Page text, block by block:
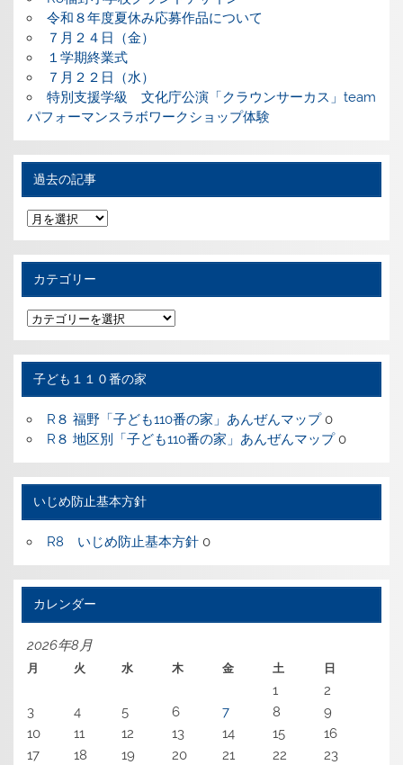
令和８年度夏休み応募作品について
７月２４日（金）
１学期終業式
７月２２日（水）
特別支援学級 文化庁公演「クラウンサーカス」team
パフォーマンスラボワークショップ体験
過去の記事
過
去
の
記
カテゴリー
カ
テ
ゴ
リ
子ども１１０番の家
R８ 福野「子ども110番の家」あんぜんマップ0
R８ 地区別「子ども110番の家」あんぜんマップ0
いじめ防止基本方針
R8 いじめ防止基本方針0
カレンダー
2026年8月
月 火 水 木 金 土 日
1
2
3
4 5 6 7 8
9
10
11 12 13 14 15
16
17
18 19 20 21 22
23